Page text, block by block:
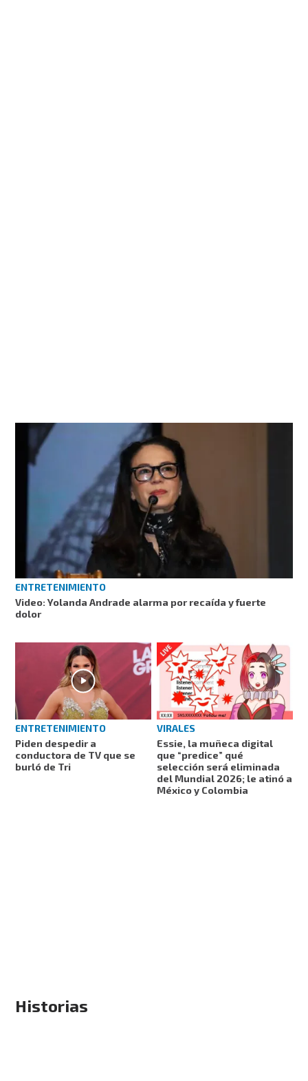
ENTRETENIMIENTO
Video: Yolanda Andrade alarma por recaída y fuerte
dolor
ENTRETENIMIENTO
Piden despedir a
conductora de TV que se
burló de Tri
VIRALES
Essie, la muñeca digital
que “predice” qué
selección será eliminada
del Mundial 2026; le atinó a
México y Colombia
Historias